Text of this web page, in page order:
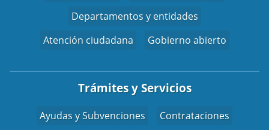
Departamentos y entidades
Atención ciudadana
Gobierno abierto
Trámites y Servicios
Ayudas y Subvenciones
Contrataciones